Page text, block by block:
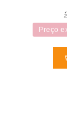
Preço